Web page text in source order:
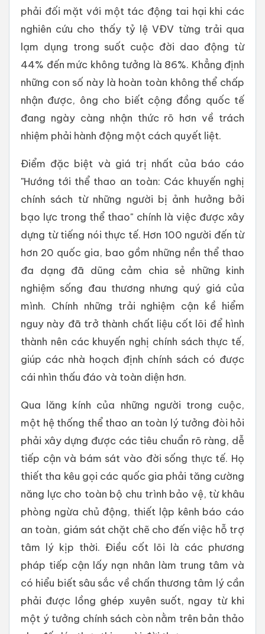
phải đối mặt với một tác động tai hại khi các
nghiên cứu cho thấy tỷ lệ VĐV từng trải qua
lạm dụng trong suốt cuộc đời dao động từ
44% đến mức không tưởng là 86%. Khẳng định
những con số này là hoàn toàn không thể chấp
nhận được, ông cho biết cộng đồng quốc tế
đang ngày càng nhận thức rõ hơn về trách
nhiệm phải hành động một cách quyết liệt.
Điểm đặc biệt và giá trị nhất của báo cáo
"Hướng tới thể thao an toàn: Các khuyến nghị
chính sách từ những người bị ảnh hưởng bởi
bạo lực trong thể thao" chính là việc được xây
dựng từ tiếng nói thực tế. Hơn 100 người đến từ
hơn 20 quốc gia, bao gồm những nền thể thao
đa dạng đã dũng cảm chia sẻ những kinh
nghiệm sống đau thương nhưng quý giá của
mình. Chính những trải nghiệm cận kề hiểm
nguy này đã trở thành chất liệu cốt lõi để hình
thành nên các khuyến nghị chính sách thực tế,
giúp các nhà hoạch định chính sách có được
cái nhìn thấu đáo và toàn diện hơn.
Qua lăng kính của những người trong cuộc,
một hệ thống thể thao an toàn lý tưởng đòi hỏi
phải xây dựng được các tiêu chuẩn rõ ràng, dễ
tiếp cận và bám sát vào đời sống thực tế. Họ
thiết tha kêu gọi các quốc gia phải tăng cường
năng lực cho toàn bộ chu trình bảo vệ, từ khâu
phòng ngừa chủ động, thiết lập kênh báo cáo
an toàn, giám sát chặt chẽ cho đến việc hỗ trợ
tâm lý kịp thời. Điều cốt lõi là các phương
pháp tiếp cận lấy nạn nhân làm trung tâm và
có hiểu biết sâu sắc về chấn thương tâm lý cần
phải được lồng ghép xuyên suốt, ngay từ khi
một ý tưởng chính sách còn nằm trên bản thảo